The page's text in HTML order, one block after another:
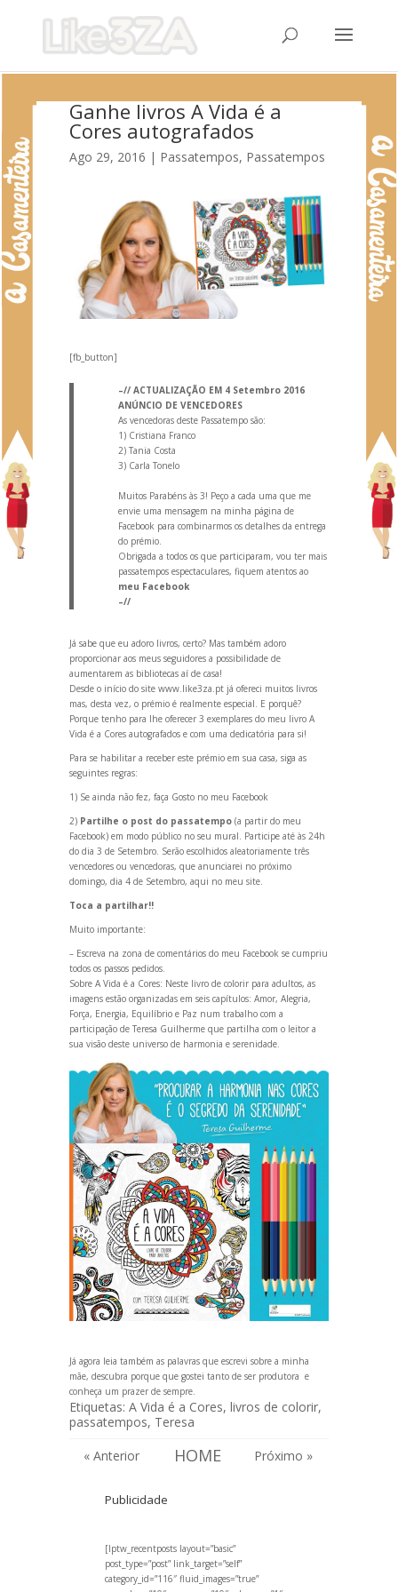
Ganhe livros A Vida é a
Cores autografados
Ago 29, 2016 | Passatempos, Passatempos
[fb_button]
–// ACTUALIZAÇÃO EM 4 Setembro 2016
ANÚNCIO DE VENCEDORES
As vencedoras deste Passatempo são:
1) Cristiana Franco
2) Tania Costa
3) Carla Tonelo
Muitos Parabéns às 3! Peço a cada uma que me
envie uma mensagem na minha página de
Facebook para combinarmos os detalhes da entrega
do prémio.
Obrigada a todos os que participaram, vou ter mais
passatempos espectaculares, fiquem atentos ao
meu Facebook
–//
Já sabe que eu adoro livros, certo? Mas também adoro
proporcionar aos meus seguidores a possibilidade de
aumentarem as bibliotecas aí de casa!
Desde o início do site www.like3za.ptjá ofereci muitos livros
mas, desta vez, o prémio é realmente especial. E porquê?
Porque tenho para lhe oferecer 3 exemplares do meu livro A
Vida é a Cores autografados e com uma dedicatória para si!
Para se habilitar a receber este prémio em sua casa, siga as
seguintes regras:
1) Se ainda não fez, faça Gosto no meu Facebook
2) Partilhe o post do passatempo(a partir do meu
Facebook)em modo público no seu mural. Participe até às 24h
do dia 3 de Setembro. Serão escolhidos aleatoriamente três
vencedores ou vencedoras, que anunciarei no próximo
domingo, dia 4 de Setembro, aqui no meu site.
Toca a partilhar!!
Muito importante:
– Escreva na zona de comentários do meu Facebook se cumpriu
todos os passos pedidos.
Sobre A Vida é a Cores: Neste livro de colorir para adultos, as
imagens estão organizadas em seis capítulos: Amor, Alegria,
Força, Energia, Equilíbrio e Paz num trabalho com a
participação de Teresa Guilherme que partilha com o leitor a
sua visão deste universo de harmonia e serenidade.
Já agora leia também as palavras que escrevi sobre a minha
mãe, descubra porque que gostei tanto de ser produtora e
conheça um prazer de sempre.
Etiquetas: A Vida é a Cores, livros de colorir,
passatempos, Teresa
« Anterior
HOME Próximo »
Publicidade
[lptw_recentposts layout=”basic”
post_type=”post” link_target=”self”
category_id=”116″ fluid_images=”true”